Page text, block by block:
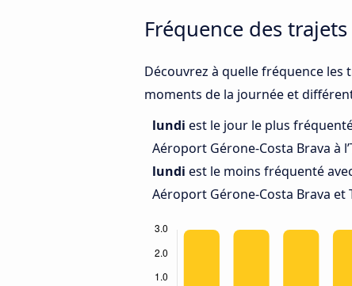
Fréquence des
Découvrez à quelle fréquence
moments de la journée et
lundi est le jour le plus
Aéroport Gérone-Costa Brava à
lundi est le moins fréquenté
Aéroport Gérone-Costa Brava et